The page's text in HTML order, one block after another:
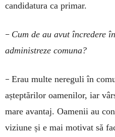
candidatura ca primar.
– Cum de au avut încredere
administreze comuna?
– Erau multe nereguli în
așteptărilor oamenilor, iar
mare avantaj. Oamenii au
viziune și e mai motivat să